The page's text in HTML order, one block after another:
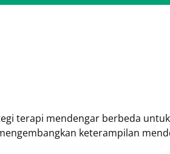
terapi mendengar berbeda
keterampilan